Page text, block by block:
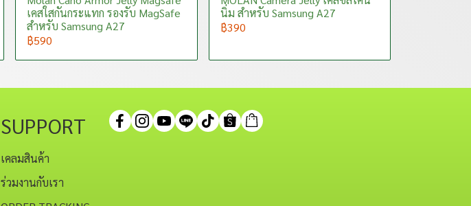
เคสใสกันกระแทก รองรับ MagSafe
สำหรับ Samsung A27
฿590
นิ่ม สำหรับ Samsung A27
฿390
SUPPORT
เคลมสินค้า
ร่วมงานกับเรา